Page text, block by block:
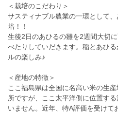
＜栽培のこだわり＞
サスティナブル農業の一環として
培！！
生後2日のあひるの雛を2週間大切
べたりしていだきます。稲とあひ
ルの楽しみ♪
＜産地の特徴＞
ここ福島県は全国に名高い米の生
所ですが、ここ太平洋側に位置す
いません。近年、特A評価を受けて